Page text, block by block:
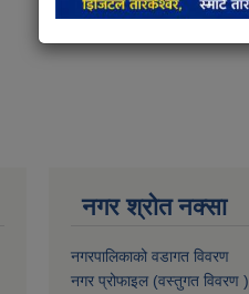
नगर श्रोत नक्सा
नगरपालिकाको वडागत विवरण
नगर प्रोफाइल (वस्तुगत विवरण )